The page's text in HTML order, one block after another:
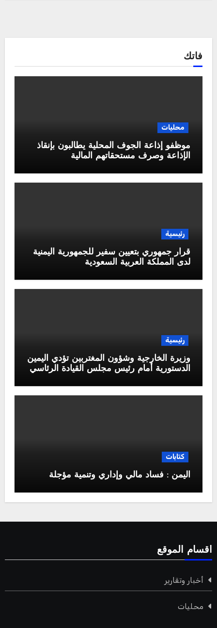
فاتك
محليات
موظفو إذاعة الجوف المحلية يطالبون بإنقاذ
الإذاعة وصرف مستحقاتهم المالية
رئيسية
قرار جمهوري بتعيين سفير للجمهورية اليمنية
لدى المملكة العربية السعودية
رئيسية
وزيرة الخارجية وشؤون المغتربين تؤدي اليمين
الدستورية أمام رئيس مجلس القيادة الرئاسي
كتابات
اليمن : فساد مالي وإداري وتنمية مؤجلة
اقسام الموقع
أخبار وتقارير
محليات